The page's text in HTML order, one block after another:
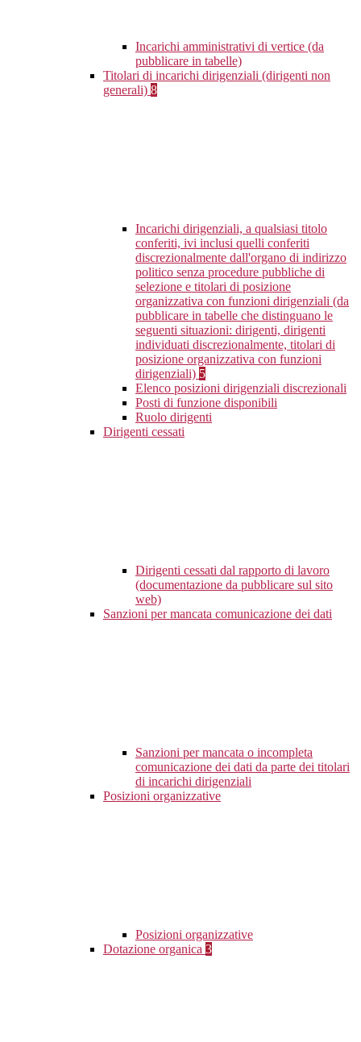
Incarichi amministrativi di vertice (da
pubblicare in tabelle)
Titolari di incarichi dirigenziali (dirigenti non
generali) 8
Incarichi dirigenziali, a qualsiasi titolo
conferiti, ivi inclusi quelli conferiti
discrezionalmente dall'organo di indirizzo
politico senza procedure pubbliche di
selezione e titolari di posizione
organizzativa con funzioni dirigenziali (da
pubblicare in tabelle che distinguano le
seguenti situazioni: dirigenti, dirigenti
individuati discrezionalmente, titolari di
posizione organizzativa con funzioni
dirigenziali) 5
Elenco posizioni dirigenziali discrezionali
Posti di funzione disponibili
Ruolo dirigenti
Dirigenti cessati
Dirigenti cessati dal rapporto di lavoro
(documentazione da pubblicare sul sito
web)
Sanzioni per mancata comunicazione dei dati
Sanzioni per mancata o incompleta
comunicazione dei dati da parte dei titolari
di incarichi dirigenziali
Posizioni organizzative
Posizioni organizzative
Dotazione organica 3